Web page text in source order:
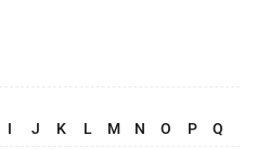
I J K L M N O P Q